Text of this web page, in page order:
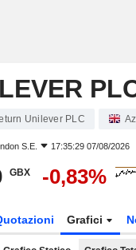
Unilever PLC
S.E. 17:35:29 07/08/2026
GBX -0,83%
Grafici